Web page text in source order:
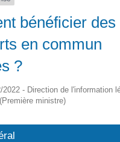
bénéficier des
en commun
?
2022 - Direction de l'information
ministre)